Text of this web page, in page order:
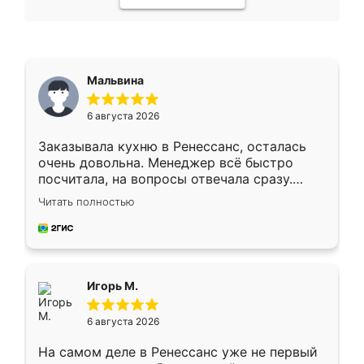
Мальвина
6 августа 2026
Заказывала кухню в Ренессанс, осталась
очень довольна. Менеджер всё быстро
посчитала, на вопросы отвечала сразу.
Замерщик приехал в субботу, подошёл к
делу со всей ответственностью. Собрали
за день, ребята работали аккуратно, даже
Читать полностью
Игорь М.
6 августа 2026
На самом деле в Ренессанс уже не первый